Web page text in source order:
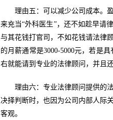
理由五：可以减少公司成本。
来充当“外科医生”，还不如趁早请
与其花钱打官司，不如花钱请法律
的月薪通常是3000-5000元，若是
右就能请到专业的法律顾问，并且
理由六：专业法律顾问提供的
决择判断时，也因为公司内部人际
客观。